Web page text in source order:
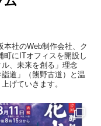
本社のWeb制作会社、ク
町にITオフィスを開設し
、未来を創る」理念
道」（熊野古道）と温
げていきます。